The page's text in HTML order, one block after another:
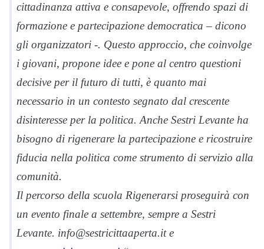
cittadinanza attiva e consapevole, offrendo spazi di
formazione e partecipazione democratica – dicono
gli organizzatori -. Questo approccio, che coinvolge
i giovani, propone idee e pone al centro questioni
decisive per il futuro di tutti, è quanto mai
necessario in un contesto segnato dal crescente
disinteresse per la politica. Anche Sestri Levante ha
bisogno di rigenerare la partecipazione e ricostruire
fiducia nella politica come strumento di servizio alla
comunità.
Il percorso della scuola Rigenerarsi proseguirà con
un evento finale a settembre, sempre a Sestri
Levante. info@sestricittaaperta.it e